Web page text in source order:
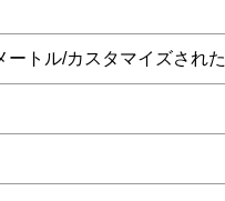
ートル/カスタマイズされた